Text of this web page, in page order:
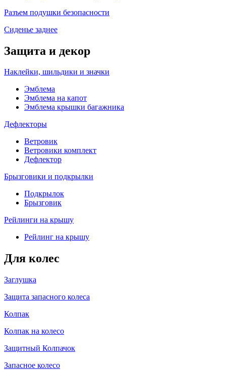
Разъем подушки безопасности
Сиденье заднее
Защита и декор
Наклейки, шильдики и значки
Эмблема
Эмблема на капот
Эмблема крышки багажника
Дефлекторы
Ветровик
Ветровики комплект
Дефлектор
Брызговики и подкрылки
Подкрылок
Брызговик
Рейлинги на крышу
Рейлинг на крышу
Для колес
Заглушка
Защита запасного колеса
Колпак
Колпак на колесо
Защитный Колпачок
Запасное колесо